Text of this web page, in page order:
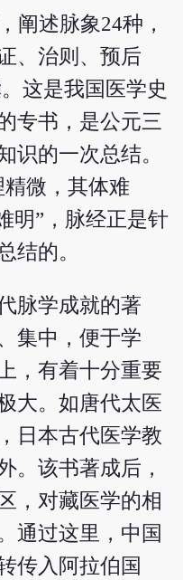
阐述脉象24种，
、治则、预后
这是我国医学史
专书，是公元三
识的一次总结。
精微，其体难
明”，脉经正是针
结的。
脉学成就的著
集中，便于学
，有着十分重要
大。如唐代太医
日本古代医学教
。该书著成后，
，对藏医学的相
通过这里，中国
传入阿拉伯国